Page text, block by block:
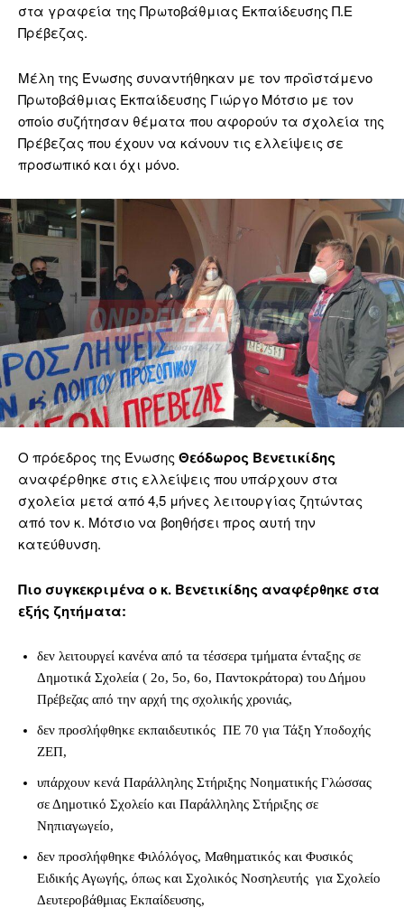
στα γραφεία της Πρωτοβάθμιας Εκπαίδευσης Π.Ε
Πρέβεζας.
Μέλη της Ένωσης συναντήθηκαν με τον προϊστάμενο
Πρωτοβάθμιας Εκπαίδευσης Γιώργο Μότσιο με τον
οποίο συζήτησαν θέματα που αφορούν τα σχολεία της
Πρέβεζας που έχουν να κάνουν τις ελλείψεις σε
προσωπικό και όχι μόνο.
Ο πρόεδρος της Ένωσης Θεόδωρος Βενετικίδης
αναφέρθηκε στις ελλείψεις που υπάρχουν στα
σχολεία μετά από 4,5 μήνες λειτουργίας ζητώντας
από τον κ. Μότσιο να βοηθήσει προς αυτή την
κατεύθυνση.
Πιο συγκεκριμένα ο κ. Βενετικίδης αναφέρθηκε στα
εξής ζητήματα:
δεν λειτουργεί κανένα από τα τέσσερα τμήματα ένταξης σε
Δημοτικά Σχολεία ( 2ο, 5ο, 6ο, Παντοκράτορα) του Δήμου
Πρέβεζας από την αρχή της σχολικής χρονιάς,
δεν προσλήφθηκε εκπαιδευτικός ΠΕ 70 για Τάξη Υποδοχής
ΖΕΠ,
υπάρχουν κενά Παράλληλης Στήριξης Νοηματικής Γλώσσας
σε Δημοτικό Σχολείο και Παράλληλης Στήριξης σε
Νηπιαγωγείο,
δεν προσλήφθηκε Φιλόλόγος, Μαθηματικός και Φυσικός
Ειδικής Αγωγής, όπως και Σχολικός Νοσηλευτής για Σχολείο
Δευτεροβάθμιας Εκπαίδευσης,